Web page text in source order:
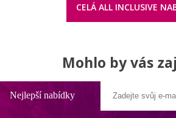
CELÁ ALL INCLUSIVE
Mohlo by vás
Nejlepší nabídky